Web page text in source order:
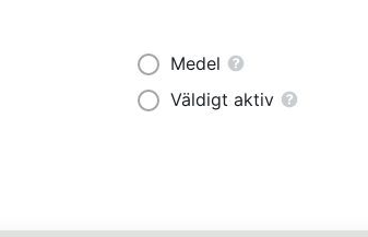
Medel
Väldigt aktiv